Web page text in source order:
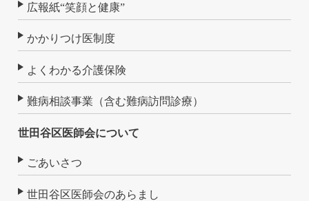
広報紙“笑顔と健康”
かかりつけ医制度
よくわかる介護保険
難病相談事業（含む難病訪問診療）
世田谷区医師会について
ごあいさつ
世田谷区医師会のあらまし